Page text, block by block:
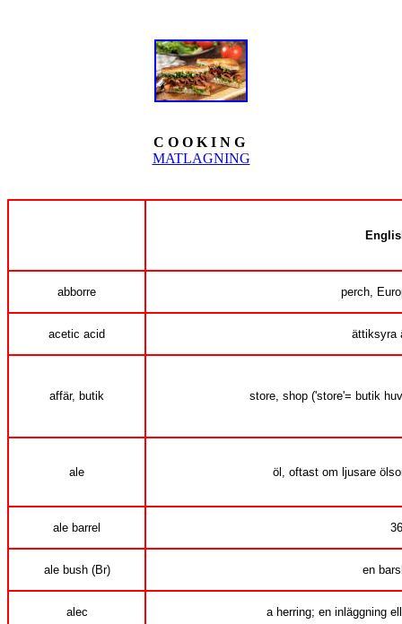
C O O K I N G
MATLAGNING
abborre perch,
acetic acid ättiksyra
affär, butik store, shop ('store'= butik
ale öl, oftast om ljusare
ale barrel
ale bush (Br) en
alec a herring; en inläggning